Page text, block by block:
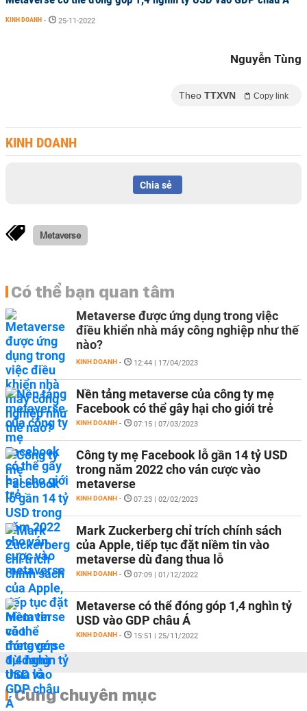
KINH DOANH - 25-11-2022
Nguyễn Tùng
Theo TTXVN Copy link
KINH DOANH
Chia sẻ
Metaverse
Có thể bạn quan tâm
Metaverse được ứng dụng trong việc
điều khiển nhà máy công nghiệp như thế
nào?
KINH DOANH - 12:44 | 17/04/2023
Nền tảng metaverse của công ty mẹ
Facebook có thể gây hại cho giới trẻ
KINH DOANH - 07:15 | 07/03/2023
Công ty mẹ Facebook lỗ gần 14 tỷ USD
trong năm 2022 cho ván cược vào
metaverse
KINH DOANH - 07:23 | 02/02/2023
Mark Zuckerberg chỉ trích chính sách
của Apple, tiếp tục đặt niềm tin vào
metaverse dù đang thua lỗ
KINH DOANH - 07:09 | 01/12/2022
Metaverse có thể đóng góp 1,4 nghìn tỷ
USD vào GDP châu Á
KINH DOANH - 15:51 | 25/11/2022
Cùng chuyên mục